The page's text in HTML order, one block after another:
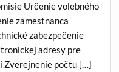
Určenie volebného
zamestnanca
zabezpečenie
adresy pre
Zverejnenie počtu […]